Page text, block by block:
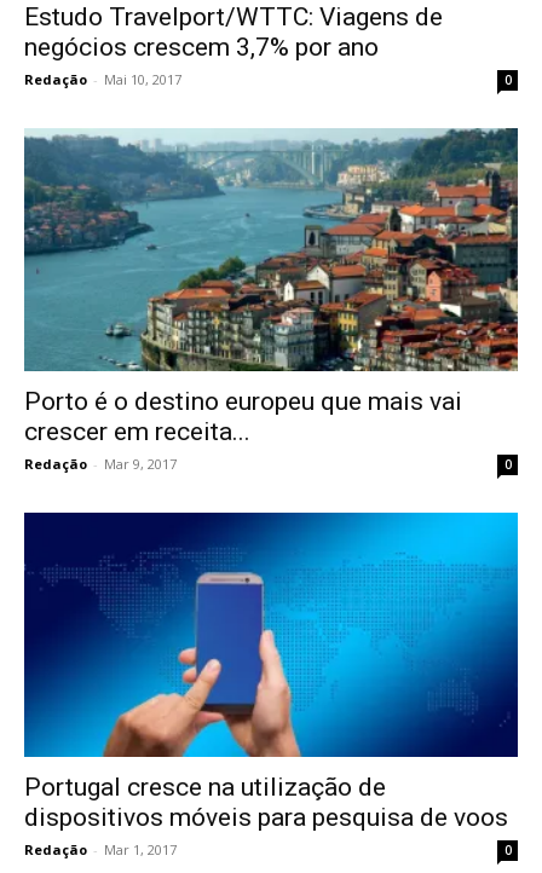
Estudo Travelport/WTTC: Viagens de
negócios crescem 3,7% por ano
Redação - Mai 10, 2017 0
Porto é o destino europeu que mais vai
crescer em receita...
Redação - Mar 9, 2017 0
Portugal cresce na utilização de
dispositivos móveis para pesquisa de voos
Redação - Mar 1, 2017 0